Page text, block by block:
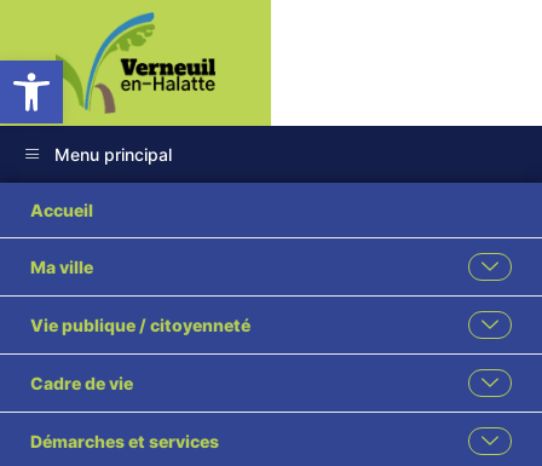
Ouvrir la barre d’outils
Menu principal
Accueil
Ma ville
Vie publique / citoyenneté
Cadre de vie
Démarches et services
8